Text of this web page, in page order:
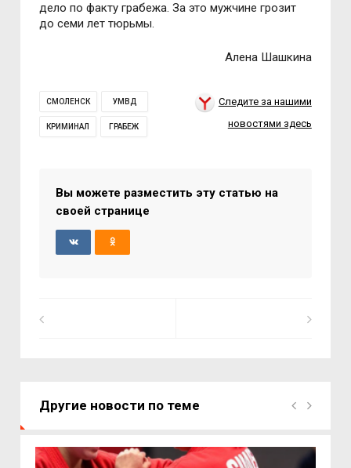
дело по факту грабежа. За это мужчине грозит
до семи лет тюрьмы.
Алена Шашкина
СМОЛЕНСК УМВД
КРИМИНАЛ ГРАБЕЖ
Следите за нашими
новостями здесь
Вы можете разместить эту статью на
своей странице
Другие новости по теме